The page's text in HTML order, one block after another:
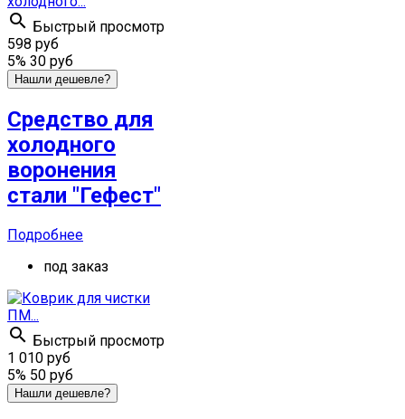
 Быстрый просмотр
598 руб
5% 30 руб
Нашли дешевле?
Средство для
холодного
воронения
стали "Гефест"
Подробнее
под заказ
 Быстрый просмотр
1 010 руб
5% 50 руб
Нашли дешевле?